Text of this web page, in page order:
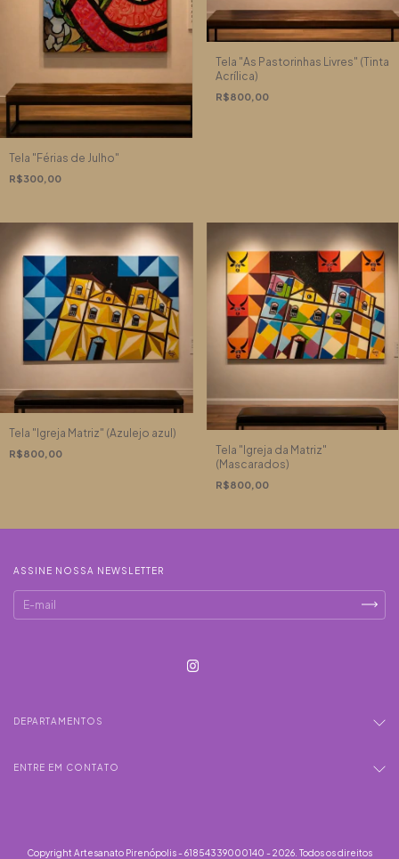
Tela "Férias de Julho"
R$300,00
Tela "As Pastorinhas Livres" (Tinta
Acrílica)
R$800,00
Tela "Igreja Matriz" (Azulejo azul)
R$800,00
Tela "Igreja da Matriz"
(Mascarados)
R$800,00
ASSINE NOSSA NEWSLETTER
DEPARTAMENTOS
ENTRE EM CONTATO
Copyright Artesanato Pirenópolis - 61854339000140 - 2026. Todos os direitos